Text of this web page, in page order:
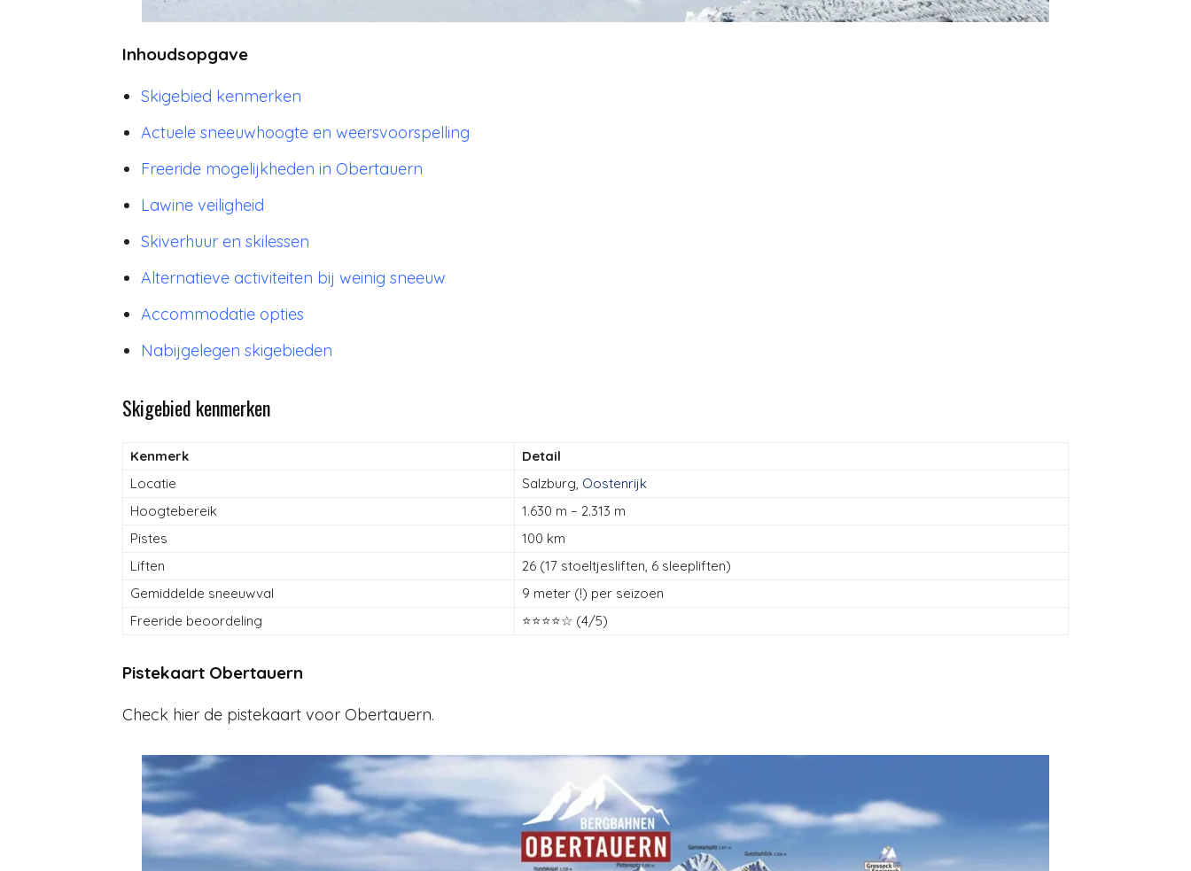
Inhoudsopgave
Skigebied kenmerken
Actuele sneeuwhoogte en weersvoorspelling
Freeride mogelijkheden in Obertauern
Lawine veiligheid
Skiverhuur en skilessen
Alternatieve activiteiten bij weinig sneeuw
Accommodatie opties
Nabijgelegen skigebieden
Skigebied kenmerken
Kenmerk
Detail
Locatie
Salzburg, Oostenrijk
Hoogtebereik
1.630 m – 2.313 m
Pistes
100 km
Liften
26 (17 stoeltjesliften, 6 sleepliften)
Gemiddelde sneeuwval
9 meter (!) per seizoen
Freeride beoordeling
⭐⭐⭐⭐☆ (4/5)
Pistekaart Obertauern
Check hier de pistekaart voor Obertauern.